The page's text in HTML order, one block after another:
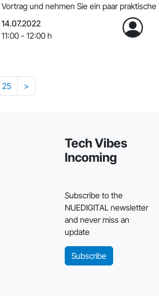
Vortrag und nehmen Sie ein paar
14.07.2022
11:00 - 12:00 h
25 >
Tech Vibes
Incoming
Subscribe to the
NUEDIGITAL newsletter
and never miss an
update
Subscribe